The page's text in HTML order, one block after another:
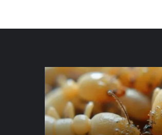
شركة
مكافحة
الرمة
الورقاء